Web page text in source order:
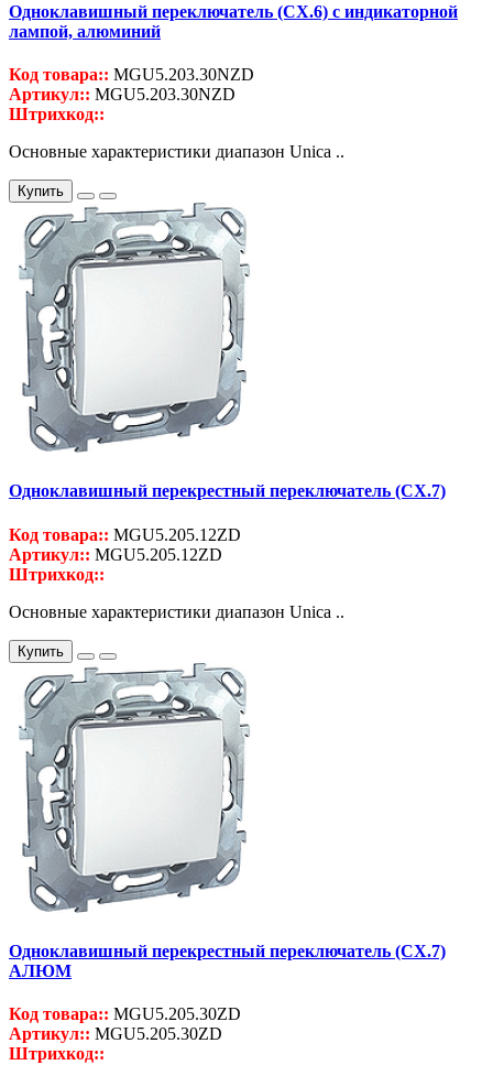
Одноклавишный переключатель (СХ.6) с индикаторной
лампой, алюминий
Код товара:: MGU5.203.30NZD
Артикул:: MGU5.203.30NZD
Штрихкод::
Основные характеристики диапазон Unica ..
Купить
Одноклавишный перекрестный переключатель (СХ.7)
Код товара:: MGU5.205.12ZD
Артикул:: MGU5.205.12ZD
Штрихкод::
Основные характеристики диапазон Unica ..
Купить
Одноклавишный перекрестный переключатель (СХ.7)
АЛЮМ
Код товара:: MGU5.205.30ZD
Артикул:: MGU5.205.30ZD
Штрихкод::